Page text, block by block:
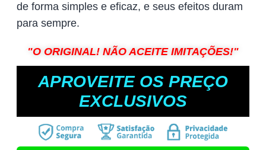
de forma simples e eficaz, e seus efeitos duram
para sempre.
"O ORIGINAL! NÃO ACEITE IMITAÇÕES!"
APROVEITE OS PREÇO
EXCLUSIVOS